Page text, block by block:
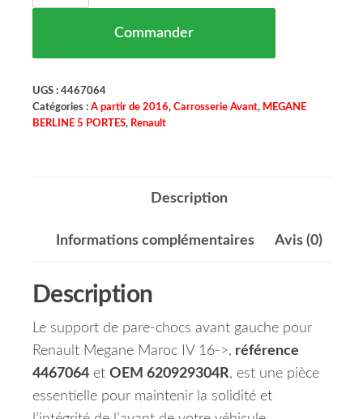
Commander
UGS : 4467064
Catégories : A partir de 2016, Carrosserie Avant, MEGANE
BERLINE 5 PORTES, Renault
Description
Informations complémentaires Avis (0)
Description
Le support de pare-chocs avant gauche pour
Renault Megane Maroc IV 16->, référence
4467064 et OEM 620929304R, est une pièce
essentielle pour maintenir la solidité et